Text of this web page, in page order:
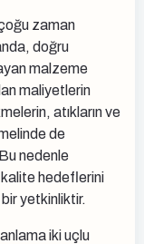
zaman
doğru
malzeme
maliyetlerin
atıkların ve
de
nedenle
hedeflerini
yetkinliktir.
iki uçlu